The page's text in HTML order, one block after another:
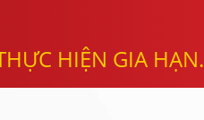
HIỆN GIA HẠN.